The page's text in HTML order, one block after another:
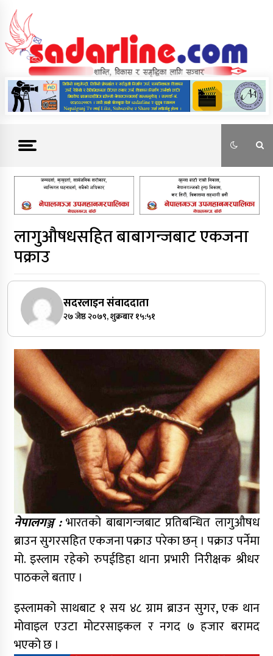
content
News For Nepal
लागुऔषधसहित बाबागन्जबाट एकजना
पक्राउ
सदरलाइन संवाददाता
२७ जेष्ठ २०७९, शुक्रबार १५:५१
नेपालगञ्ज : भारतको बाबागन्जबाट प्रतिबन्धित लागुऔषध
ब्राउन सुगरसहित एकजना पक्राउ परेका छन् । पक्राउ पर्नेमा
मो. इस्लाम रहेको रुपईडिहा थाना प्रभारी निरीक्षक श्रीधर
पाठकले बताए ।
इस्लामको साथबाट १ सय ४८ ग्राम ब्राउन सुगर, एक थान
मोवाइल एउटा मोटरसाइकल र नगद ७ हजार बरामद
भएको छ ।